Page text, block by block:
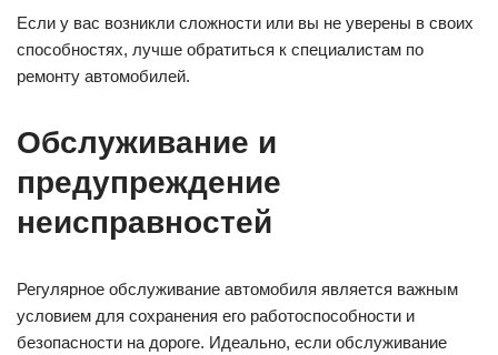
Если у вас возникли сложности или вы не уверены в своих
способностях, лучше обратиться к специалистам по
ремонту автомобилей.
Обслуживание и
предупреждение
неисправностей
Регулярное обслуживание автомобиля является важным
условием для сохранения его работоспособности и
безопасности на дороге. Идеально, если обслуживание